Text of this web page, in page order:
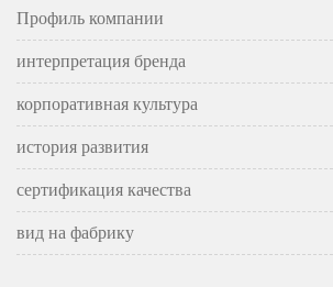
Профиль компании
интерпретация бренда
корпоративная культура
история развития
сертификация качества
вид на фабрику